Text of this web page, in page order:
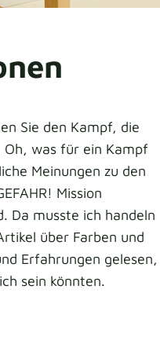
Sie den Kampf, die
was für ein Kampf
Meinungen zu den
Mission
Da musste ich handeln
über Farben und
Erfahrungen gelesen,
sein könnten.